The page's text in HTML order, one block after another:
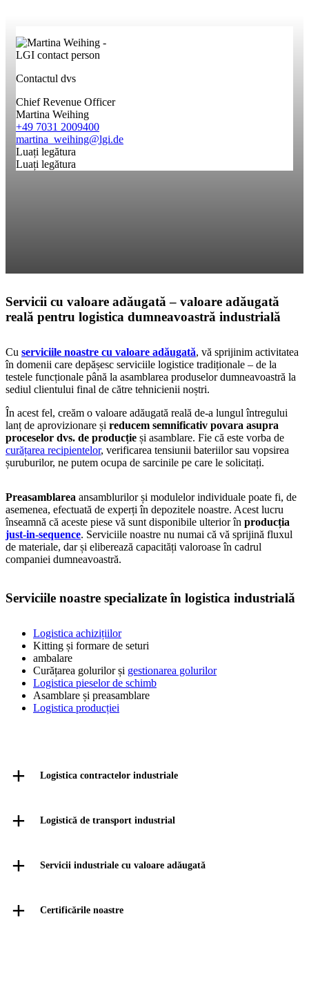
Contactul dvs
Chief Revenue Officer
Martina Weihing
+49 7031 2009400
martina_weihing@lgi.de
Luați legătura
Luați legătura
Servicii cu valoare adăugată – valoare adăugată
reală pentru logistica dumneavoastră industrială
Cu serviciile noastre cu valoare adăugată, vă sprijinim activitatea
în domenii care depășesc serviciile logistice tradiționale – de la
testele funcționale până la asamblarea produselor dumneavoastră la
sediul clientului final de către tehnicienii noștri.
În acest fel, creăm o valoare adăugată reală de-a lungul întregului
lanț de aprovizionare și reducem semnificativ povara asupra
proceselor dvs. de producție și asamblare. Fie că este vorba de
curățarea recipientelor, verificarea tensiunii bateriilor sau vopsirea
șuruburilor, ne putem ocupa de sarcinile pe care le solicitați.
Preasamblarea ansamblurilor și modulelor individuale poate fi, de
asemenea, efectuată de experți în depozitele noastre. Acest lucru
înseamnă că aceste piese vă sunt disponibile ulterior în producția
just-in-sequence. Serviciile noastre nu numai că vă sprijină fluxul
de materiale, dar și eliberează capacități valoroase în cadrul
companiei dumneavoastră.
Serviciile noastre specializate în logistica industrială
Logistica achizițiilor
Kitting și formare de seturi
ambalare
Curățarea golurilor și gestionarea golurilor
Logistica pieselor de schimb
Asamblare și preasamblare
Logistica producției
Logistica contractelor industriale
Logistică de transport industrial
Servicii industriale cu valoare adăugată
Certificările noastre